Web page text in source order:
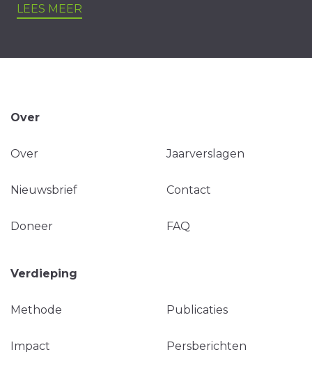
LEES MEER
Over
Over Jaarverslagen
Nieuwsbrief Contact
Doneer FAQ
Verdieping
Methode Publicaties
Impact Persberichten